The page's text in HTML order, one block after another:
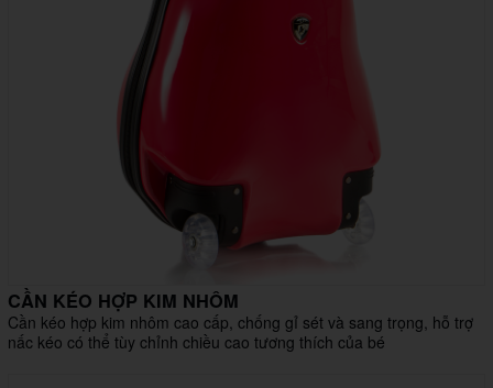
CẦN KÉO HỢP KIM NHÔM
Cần kéo hợp kim nhôm cao cấp, chống gỉ sét và sang trọng, hỗ trợ
nấc kéo có thể tùy chỉnh chiều cao tương thích của bé